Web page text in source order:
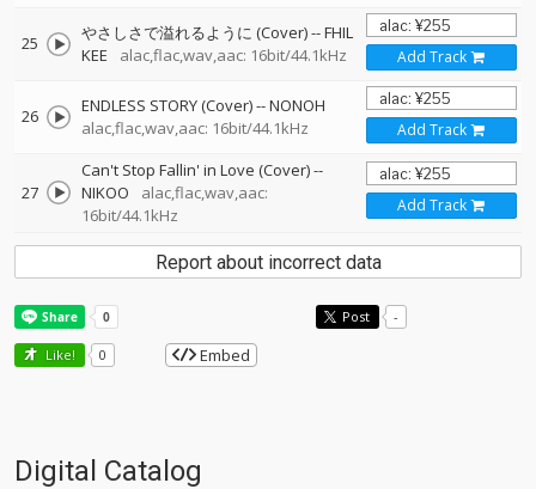
25 やさしさで溢れるように (Cover)--FHIL
KEE
alac,flac,wav,aac: 16bit/44.1kHz Add Track
26 ENDLESS STORY (Cover)--NONOH
alac,flac,wav,aac: 16bit/44.1kHz
Add Track
27
Can't Stop Fallin' in Love (Cover)--
NIKOO
alac,flac,wav,aac:
16bit/44.1kHz
Add Track
Report about incorrect data
Post -
Like! 0 Embed
Digital Catalog